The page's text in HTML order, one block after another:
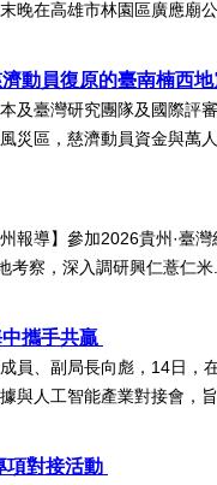
晚在高雄市林園區廣應廟
動員復原的臺南楠西
及臺灣研究團隊及國際評
災區，慈濟動員資金與萬
報導】參加2026貴州·臺
考察，深入調研興仁薏仁米
攜手共贏
員、副局長向彪，14日，
與人工智能產業對接會，
項對接活動